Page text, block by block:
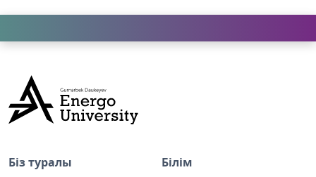
Біз туралы Білім